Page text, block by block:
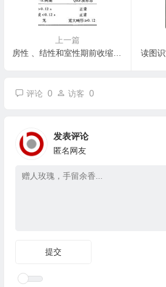
上一篇
房性 、结性和室性期前收缩的鉴别及意义
读图识
评论 0 访客 0
发表评论
匿名网友